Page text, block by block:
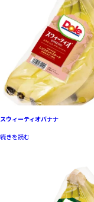
スウィーティオバナナ
続きを読む